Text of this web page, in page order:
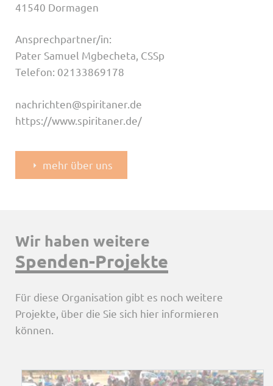
41540 Dormagen
Ansprechpartner/in:
Pater Samuel Mgbecheta, CSSp
Telefon: 02133869178
nachrichten@spiritaner.de
https://www.spiritaner.de/
mehr über uns
Wir haben weitere
Spenden-Projekte
Für diese Organisation gibt es noch weitere
Projekte, über die Sie sich hier informieren
können.